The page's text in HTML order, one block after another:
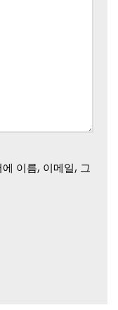
이름, 이메일, 그